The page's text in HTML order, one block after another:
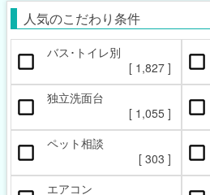
人気のこだわり条件
バス･トイレ別
[ 1,827 ]
独立洗面台
[ 1,055 ]
ペット相談
[ 303 ]
エアコン